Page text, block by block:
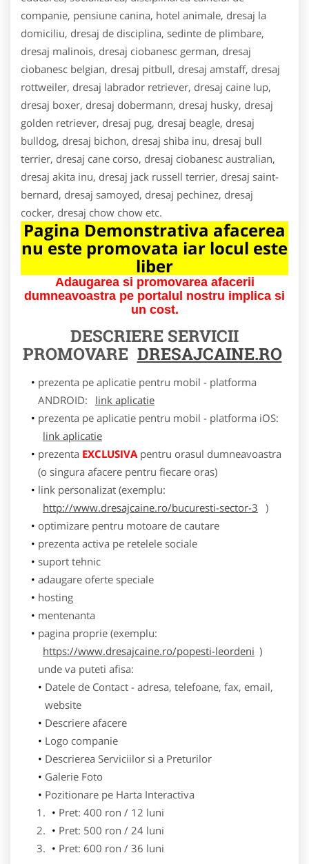
companie, pensiune canina, hotel animale, dresaj la
domiciliu, dresaj de disciplina, sedinte de plimbare,
dresaj malinois, dresaj ciobanesc german, dresaj
ciobanesc belgian, dresaj pitbull, dresaj amstaff, dresaj
rottweiler, dresaj labrador retriever, dresaj caine lup,
dresaj boxer, dresaj dobermann, dresaj husky, dresaj
golden retriever, dresaj pug, dresaj beagle, dresaj
bulldog, dresaj bichon, dresaj shiba inu, dresaj bull
terrier, dresaj cane corso, dresaj ciobanesc australian,
dresaj akita inu, dresaj jack russell terrier, dresaj saint-
bernard, dresaj samoyed, dresaj pechinez, dresaj
cocker, dresaj chow chow etc.
Pagina Demonstrativa afacerea
nu este promovata iar locul este
liber
Adaugarea si promovarea afacerii
dumneavoastra pe portalul nostru implica si
un cost.
DESCRIERE SERVICII
PROMOVARE DRESAJCAINE.RO
prezenta pe aplicatie pentru mobil - platforma
ANDROID:
link aplicatie
prezenta pe aplicatie pentru mobil - platforma iOS:
link aplicatie
prezenta EXCLUSIVApentru orasul dumneavoastra
(o singura afacere pentru fiecare oras)
link personalizat (exemplu:
http://www.dresajcaine.ro/bucuresti-sector-3 )
optimizare pentru motoare de cautare
prezenta activa pe retelele sociale
suport tehnic
adaugare oferte speciale
hosting
mentenanta
pagina proprie (exemplu:
https://www.dresajcaine.ro/popesti-leordeni )
unde va puteti afisa:
Datele de Contact - adresa, telefoane, fax, email,
website
Descriere afacere
Logo companie
Descrierea Serviciilor si a Preturilor
Galerie Foto
Pozitionare pe Harta Interactiva
Pret: 400 ron / 12 luni
Pret: 500 ron / 24 luni
Pret: 600 ron / 36 luni